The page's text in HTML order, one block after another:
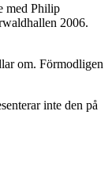
med Philip
2006.
om. Förmodligen
inte den på